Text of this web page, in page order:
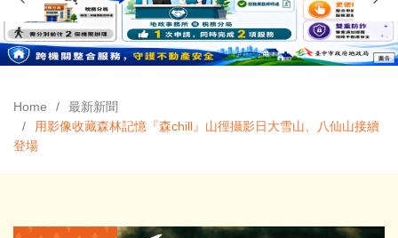
Home
最新新聞
用影像收藏森林記憶『森chill』山徑攝影日大雪山、八仙山接續
登場